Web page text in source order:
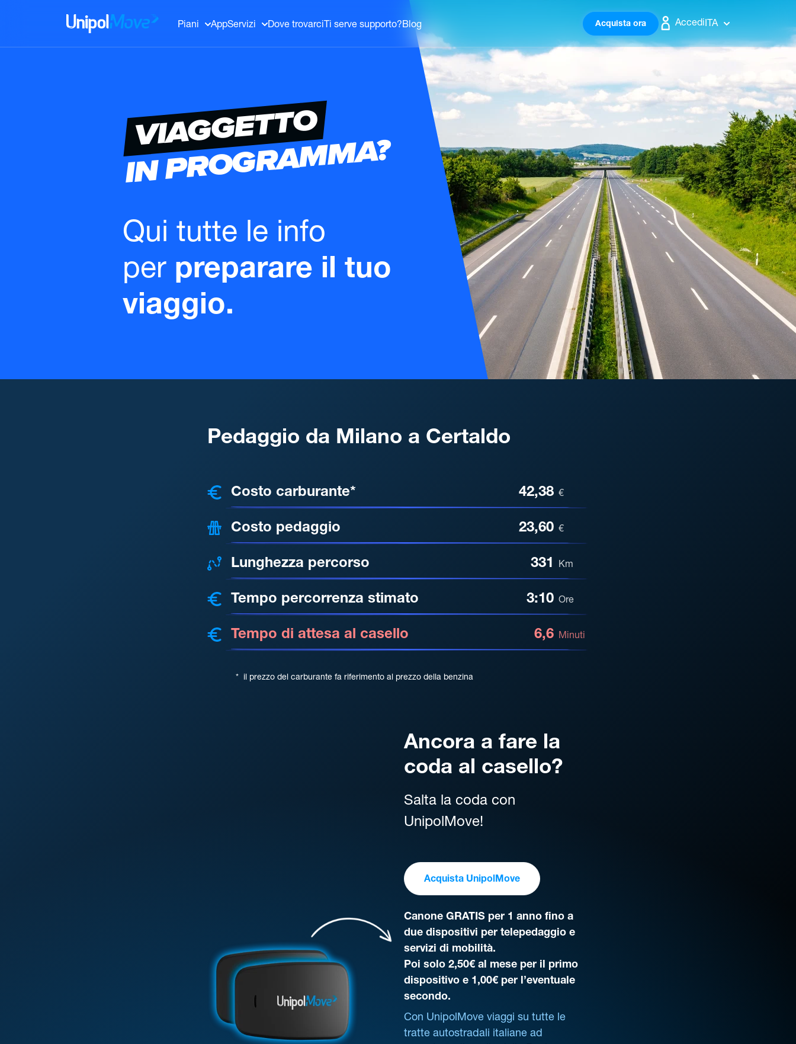
UnipolMove Piani AppServizi Dove trovarci Ti serve supporto?Blog Acquista ora AccediITA
VIAGGETTO
IN PROGRAMMA?
Qui tutte le info
per preparare il tuo
viaggio.
Pedaggio da Milano a Certaldo
Costo carburante* 42,38 €
Costo pedaggio 23,60 €
Lunghezza percorso 331 Km
Tempo percorrenza stimato 3:10 Ore
Tempo di attesa al casello 6,6 Minuti
* il prezzo del carburante fa riferimento al prezzo della benzina
Ancora a fare la
coda al casello?
Salta la coda con
UnipolMove!
Acquista UnipolMove
Canone GRATIS per 1 anno fino a
due dispositivi per telepedaggio e
servizi di mobilità.
Poi solo 2,50€ al mese per il primo
dispositivo e 1,00€ per l’eventuale
secondo.
Con UnipolMove viaggi su tutte le
tratte autostradali italiane ad